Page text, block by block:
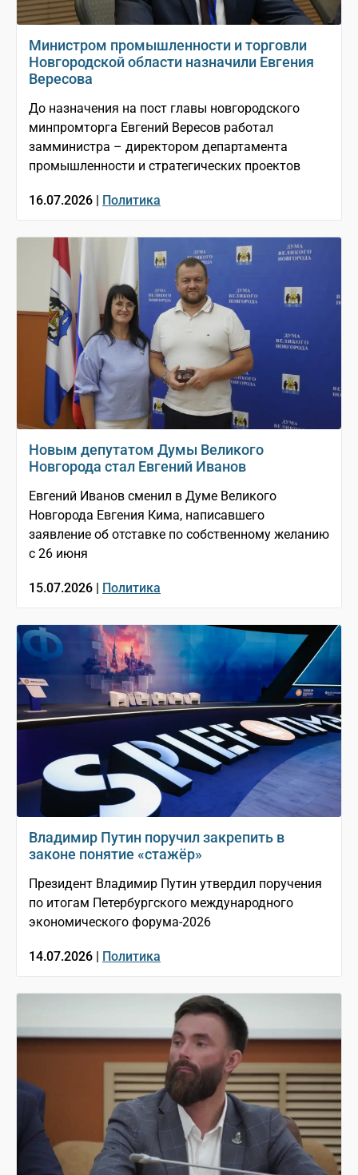
Министром промышленности и торговли
Новгородской области назначили Евгения
Вересова
До назначения на пост главы новгородского
минпромторга Евгений Вересов работал
замминистра – директором департамента
промышленности и стратегических проектов
16.07.2026 | Политика
Новым депутатом Думы Великого
Новгорода стал Евгений Иванов
Евгений Иванов сменил в Думе Великого
Новгорода Евгения Кима, написавшего
заявление об отставке по собственному желанию
с 26 июня
15.07.2026 | Политика
Владимир Путин поручил закрепить в
законе понятие «стажёр»
Президент Владимир Путин утвердил поручения
по итогам Петербургского международного
экономического форума-2026
14.07.2026 | Политика